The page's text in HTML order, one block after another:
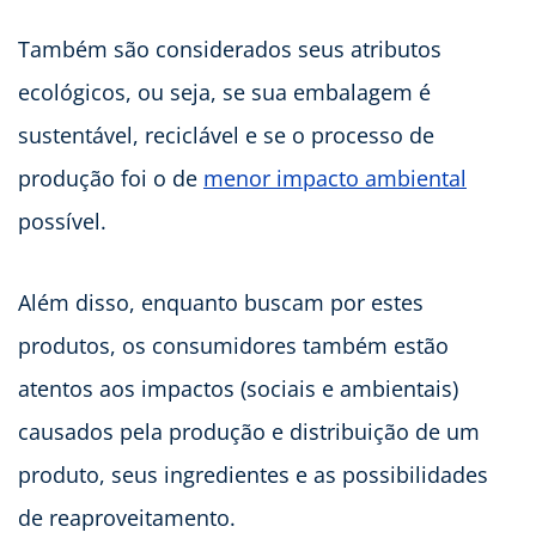
Também são considerados seus atributos
ecológicos, ou seja, se sua embalagem é
sustentável, reciclável e se o processo de
produção foi o de menor impacto ambiental
possível.
Além disso, enquanto buscam por estes
produtos, os consumidores também estão
atentos aos impactos (sociais e ambientais)
causados pela produção e distribuição de um
produto, seus ingredientes e as possibilidades
de reaproveitamento.